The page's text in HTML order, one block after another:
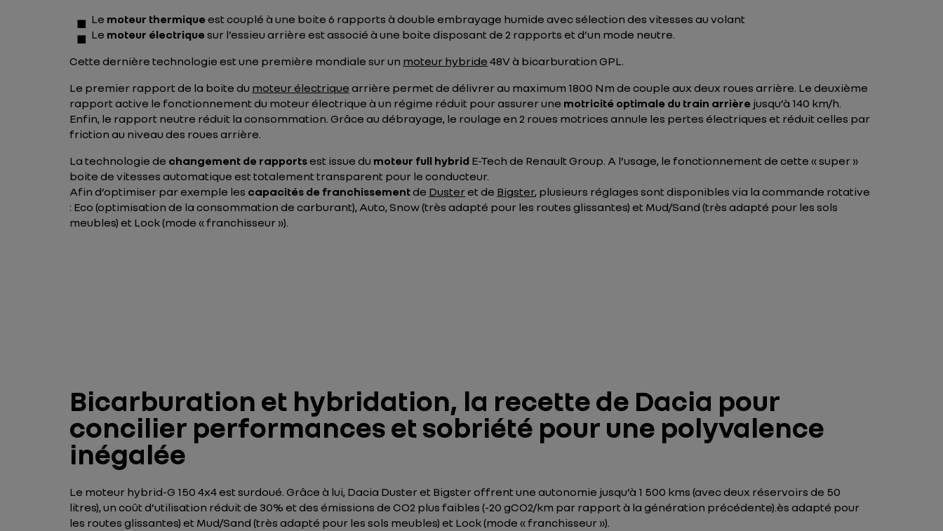
Le moteur thermique est couplé à une boite 6 rapports à double embrayage humide avec sélection des vitesses au volant
Le moteur électrique sur l’essieu arrière est associé à une boite disposant de 2 rapports et d’un mode neutre.
Cette dernière technologie est une première mondiale sur un moteur hybride 48V à bicarburation GPL.
Le premier rapport de la boite du moteur électrique arrière permet de délivrer au maximum 1800 Nm de couple aux deux roues arrière. Le deuxième
rapport active le fonctionnement du moteur électrique à un régime réduit pour assurer une motricité optimale du train arrière jusqu’à 140 km/h.
Enfin, le rapport neutre réduit la consommation. Grâce au débrayage, le roulage en 2 roues motrices annule les pertes électriques et réduit celles par
friction au niveau des roues arrière.
La technologie de changement de rapportsest issue du moteur full hybrid E-Tech de Renault Group. A l’usage, le fonctionnement de cette « super »
boite de vitesses automatique est totalement transparent pour le conducteur.
Afin d’optimiser par exemple les capacités de franchissementde Dusteret de Bigster, plusieurs réglages sont disponibles via la commande rotative
: Eco (optimisation de la consommation de carburant), Auto, Snow (très adapté pour les routes glissantes) et Mud/Sand (très adapté pour les sols
meubles) et Lock (mode « franchisseur »).
Bicarburation et hybridation, la recette de Dacia pour
concilier performances et sobriété pour une polyvalence
inégalée
Le moteur hybrid-G 150 4x4 est surdoué. Grâce à lui, Dacia Duster et Bigster offrent une autonomie jusqu’à 1 500 kms (avec deux réservoirs de 50
litres), un coût d’utilisation réduit de 30% et des émissions de CO2 plus faibles (-20 gCO2/km par rapport à la génération précédente).ès adapté pour
les routes glissantes) et Mud/Sand (très adapté pour les sols meubles) et Lock (mode « franchisseur »).